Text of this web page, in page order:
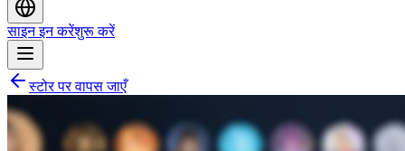
साइन इन करेंशुरू करें
स्टोर पर वापस जाएँ